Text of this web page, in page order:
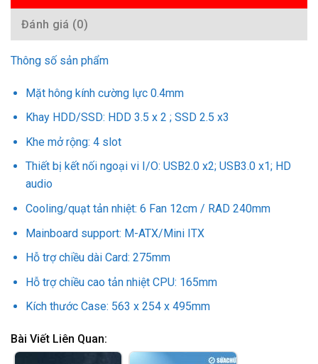
Đánh giá (0)
Thông số sản phẩm
Mặt hông kính cường lực 0.4mm
Khay HDD/SSD: HDD 3.5 x 2 ; SSD 2.5 x3
Khe mở rộng: 4 slot
Thiết bị kết nối ngoại vi I/O: USB2.0 x2; USB3.0 x1; HD
audio
Cooling/quạt tản nhiệt: 6 Fan 12cm / RAD 240mm
Mainboard support: M-ATX/Mini ITX
Hỗ trợ chiều dài Card: 275mm
Hỗ trợ chiều cao tản nhiệt CPU: 165mm
Kích thước Case: 563 x 254 x 495mm
Bài Viết Liên Quan: